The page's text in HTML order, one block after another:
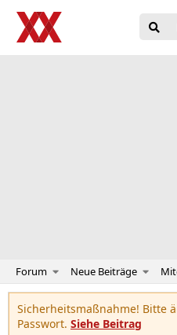
Forum Neue Beiträge
Sicherheitsmaßnahme! Bitte
Passwort. Siehe Beitrag